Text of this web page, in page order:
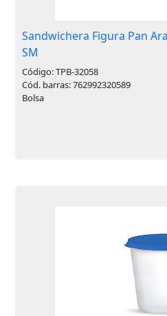
Sandwichera Figura Pan
SM
Código: TPB-32058
Cód. barras: 762992320589
Bolsa